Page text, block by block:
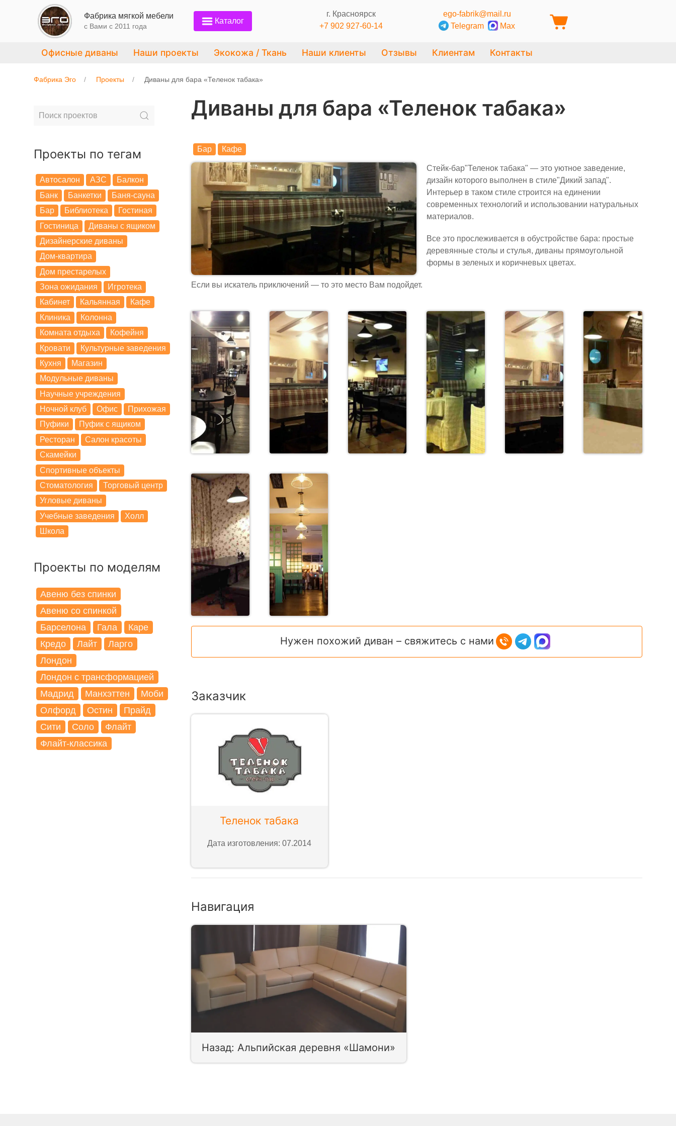
Фабрика мягкой мебели
с Вами c 2011 года
Каталог
г. Красноярск
+7 902 927-60-14
ego-fabrik@mail.ru
Telegram
Max
Офисные диваны Наши проекты Экокожа / Ткань Наши клиенты Отзывы Клиентам Контакты
Фабрика Эго Проекты Диваны для бара «Теленок табака»
Проекты по тегам
Автосалон АЗС
Балкон
Банк
Банкетки
Баня-сауна
Бар
Библиотека
Гостиная
Гостиница
Диваны с ящиком
Дизайнерские диваны
Дом-квартира
Дом престарелых
Зона ожидания
Игротека
Кабинет
Кальянная
Кафе
Клиника
Колонна
Комната отдыха
Кофейня
Кровати
Культурные заведения
Кухня
Магазин
Модульные диваны
Научные учреждения
Ночной клуб
Офис
Прихожая
Пуфики
Пуфик с ящиком
Ресторан
Салон красоты
Скамейки
Спортивные объекты
Стоматология
Торговый центр
Угловые диваны
Учебные заведения
Холл
Школа
Проекты по моделям
Авеню без спинки
Авеню со спинкой
Барселона
Гала
Каре
Кредо
Лайт
Ларго
Лондон
Лондон с трансформацией
Мадрид
Манхэттен
Моби
Олфорд
Остин
Прайд
Сити
Соло
Флайт
Флайт-классика
Диваны для бара «Теленок табака»
Бар Кафе
Стейк-бар"Теленок табака" — это уютное заведение,
дизайн которого выполнен в стиле"Дикий запад".
Интерьер в таком стиле строится на единении
современных технологий и использовании натуральных
материалов.
Все это прослеживается в обустройстве бара: простые
деревянные столы и стулья, диваны прямоугольной
формы в зеленых и коричневых цветах.
Если вы искатель приключений — то это место Вам подойдет.
Нужен похожий диван – свяжитесь с нами
Заказчик
Теленок табака
Дата изготовления: 07.2014
Навигация
Назад: Альпийская деревня «Шамони»